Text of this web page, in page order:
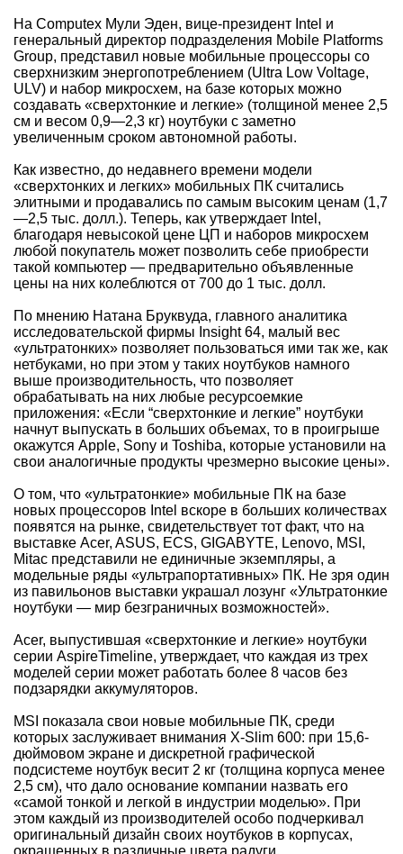
На Computex Мули Эден, вице-президент Intel и
генеральный директор подразделения Mobile Platforms
Group, представил новые мобильные процессоры со
сверхнизким энергопотреблением (Ultra Low Voltage,
ULV) и набор микросхем, на базе которых можно
создавать «сверхтонкие и легкие» (толщиной менее 2,5
см и весом 0,9—2,3 кг) ноутбуки с заметно
увеличенным сроком автономной работы.
Как известно, до недавнего времени модели
«сверхтонких и легких» мобильных ПК считались
элитными и продавались по самым высоким ценам (1,7
—2,5 тыс. долл.). Теперь, как утверждает Intel,
благодаря невысокой цене ЦП и наборов микросхем
любой покупатель может позволить себе приобрести
такой компьютер — предварительно объявленные
цены на них колеблются от 700 до 1 тыс. долл.
По мнению Натана Бруквуда, главного аналитика
исследовательской фирмы Insight 64, малый вес
«ультратонких» позволяет пользоваться ими так же, как
нетбуками, но при этом у таких ноутбуков намного
выше производительность, что позволяет
обрабатывать на них любые ресурсоемкие
приложения: «Если “сверхтонкие и легкие” ноутбуки
начнут выпускать в больших объемах, то в проигрыше
окажутся Apple, Sony и Toshiba, которые установили на
свои аналогичные продукты чрезмерно высокие цены».
О том, что «ультратонкие» мобильные ПК на базе
новых процессоров Intel вскоре в больших количествах
появятся на рынке, свидетельствует тот факт, что на
выставке Acer, ASUS, ECS, GIGABYTE, Lenovo, MSI,
Mitac представили не единичные экземпляры, а
модельные ряды «ультрапортативных» ПК. Не зря один
из павильонов выставки украшал лозунг «Ультратонкие
ноутбуки — мир безграничных возможностей».
Acer, выпустившая «сверхтонкие и легкие» ноутбуки
серии AspireTimeline, утверждает, что каждая из трех
моделей серии может работать более 8 часов без
подзарядки аккумуляторов.
MSI показала свои новые мобильные ПК, среди
которых заслуживает внимания X-Slim 600: при 15,6-
дюймовом экране и дискретной графической
подсистеме ноутбук весит 2 кг (толщина корпуса менее
2,5 см), что дало основание компании назвать его
«самой тонкой и легкой в индустрии моделью». При
этом каждый из производителей особо подчеркивал
оригинальный дизайн своих ноутбуков в корпусах,
окрашенных в различные цвета радуги.